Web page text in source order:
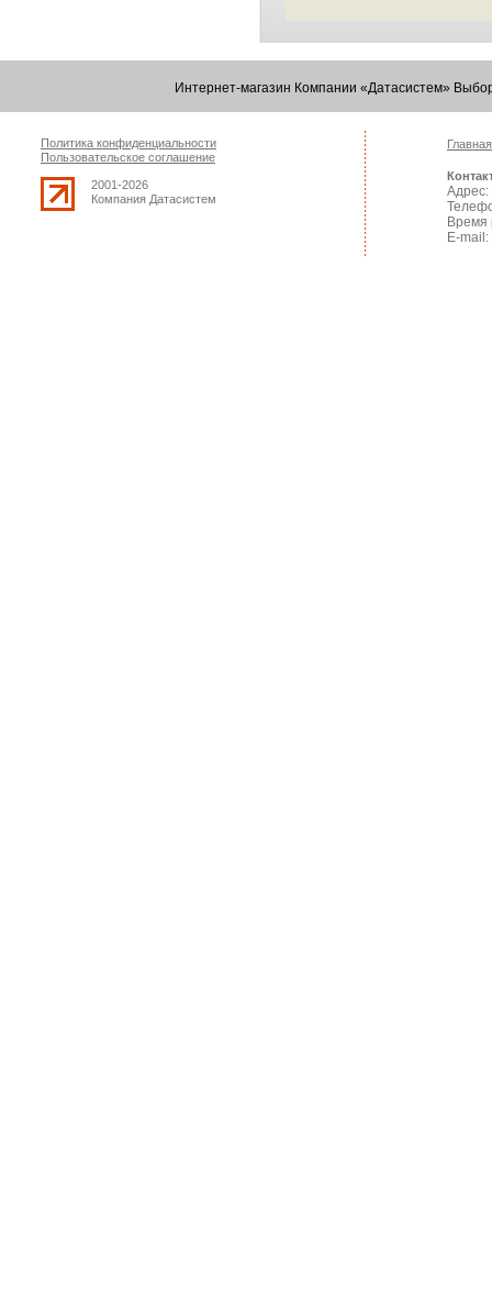
Интернет-магазин Компании «Датасистем»
Политика конфиденциальности
Пользовательское соглашение
2001-2026
Компания Датасистем
Главная
Адрес:
Время
E-